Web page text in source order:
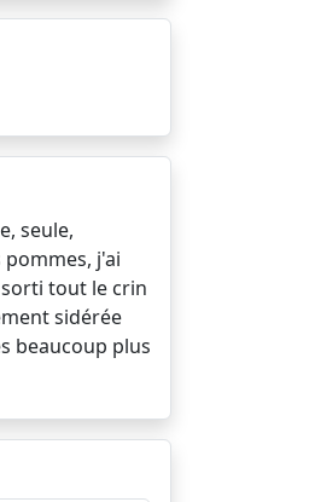
seule,
j'ai
tout le crin
sidérée
beaucoup plus